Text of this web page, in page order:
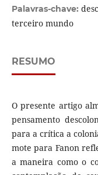
Palavras-chave:
terceiro mundo
RESUMO
O presente artigo
pensamento
para a crítica a
mote para Fanon
a maneira como o